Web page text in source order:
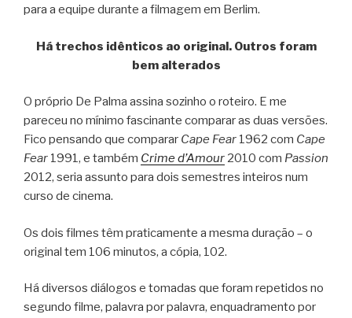
para a equipe durante a filmagem em Berlim.
Há trechos idênticos ao original. Outros foram
bem alterados
O próprio De Palma assina sozinho o roteiro. E me
pareceu no mínimo fascinante comparar as duas versões.
Fico pensando que comparar Cape Fear 1962 com Cape
Fear 1991, e também Crime d’Amour 2010 com Passion
2012, seria assunto para dois semestres inteiros num
curso de cinema.
Os dois filmes têm praticamente a mesma duração – o
original tem 106 minutos, a cópia, 102.
Há diversos diálogos e tomadas que foram repetidos no
segundo filme, palavra por palavra, enquadramento por